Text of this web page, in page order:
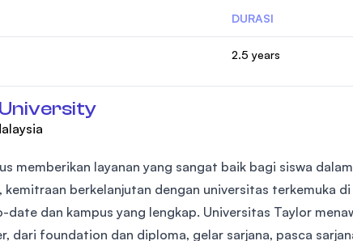
DURASI
2.5 years
memberikan layanan yang sangat baik bagi siswa
berkelanjutan dengan universitas terkemuka
dan kampus yang lengkap. Universitas Taylor
dari foundation dan diploma, gelar sarjana, pasca